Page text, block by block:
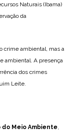
Naturais (Ibama)
da
crime ambiental, mas a
ambiental. A presença
dos crimes
Leite.
do Meio Ambiente